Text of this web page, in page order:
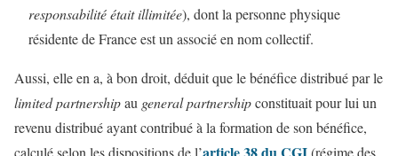
responsabilité était illimitée), dont la personne physique
résidente de France est un associé en nom collectif.
Aussi, elle en a, à bon droit, déduit que le bénéfice distribué par le
limited partnershipau general partnershipconstituait pour lui un
revenu distribué ayant contribué à la formation de son bénéfice,
calculé selon les dispositions de l’
(régime des